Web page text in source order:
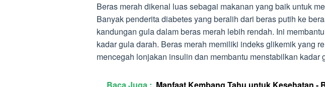
Beras merah dikenal luas sebagai makanan yang baik untuk
Banyak penderita diabetes yang beralih dari beras putih ke
kandungan gula dalam beras merah lebih rendah. Ini
kadar gula darah. Beras merah memiliki indeks glikemik yang
mencegah lonjakan insulin dan membantu menstabilkan kadar